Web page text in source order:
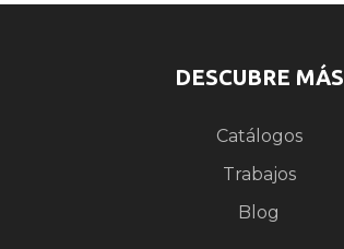
DESCUBRE MÁS
Catálogos
Trabajos
Blog